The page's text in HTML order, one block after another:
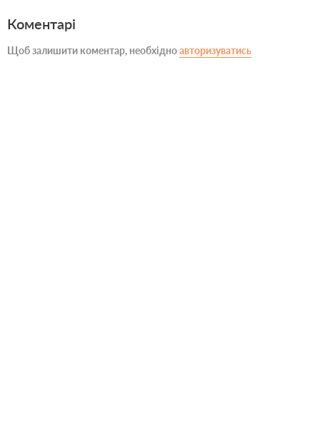
Коментарі
Щоб залишити коментар, необхідноавторизуватись